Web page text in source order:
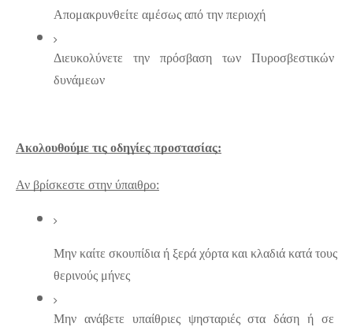
Απομακρυνθείτε αμέσως από την περιοχή
Διευκολύνετε την πρόσβαση των Πυροσβεστικών
δυνάμεων
Ακολουθούμε τις οδηγίες προστασίας:
Αν βρίσκεστε στην ύπαιθρο:
Μην καίτε σκουπίδια ή ξερά χόρτα και κλαδιά κατά τους
θερινούς μήνες
Μην ανάβετε υπαίθριες ψησταριές στα δάση ή σε